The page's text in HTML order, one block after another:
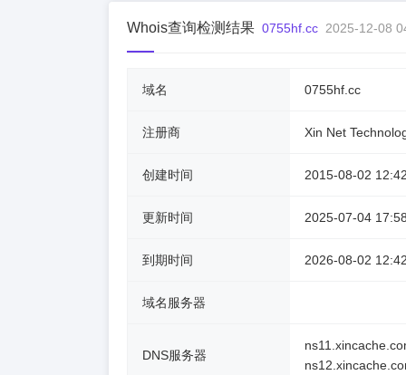
Whois查询检测结果 0755hf.cc 2025-12-08
域名 0755hf.cc
注册商 Xin Net
创建时间 2015-08-02
更新时间 2025-07-04
到期时间 2026-08-02
域名服务器
DNS服务器